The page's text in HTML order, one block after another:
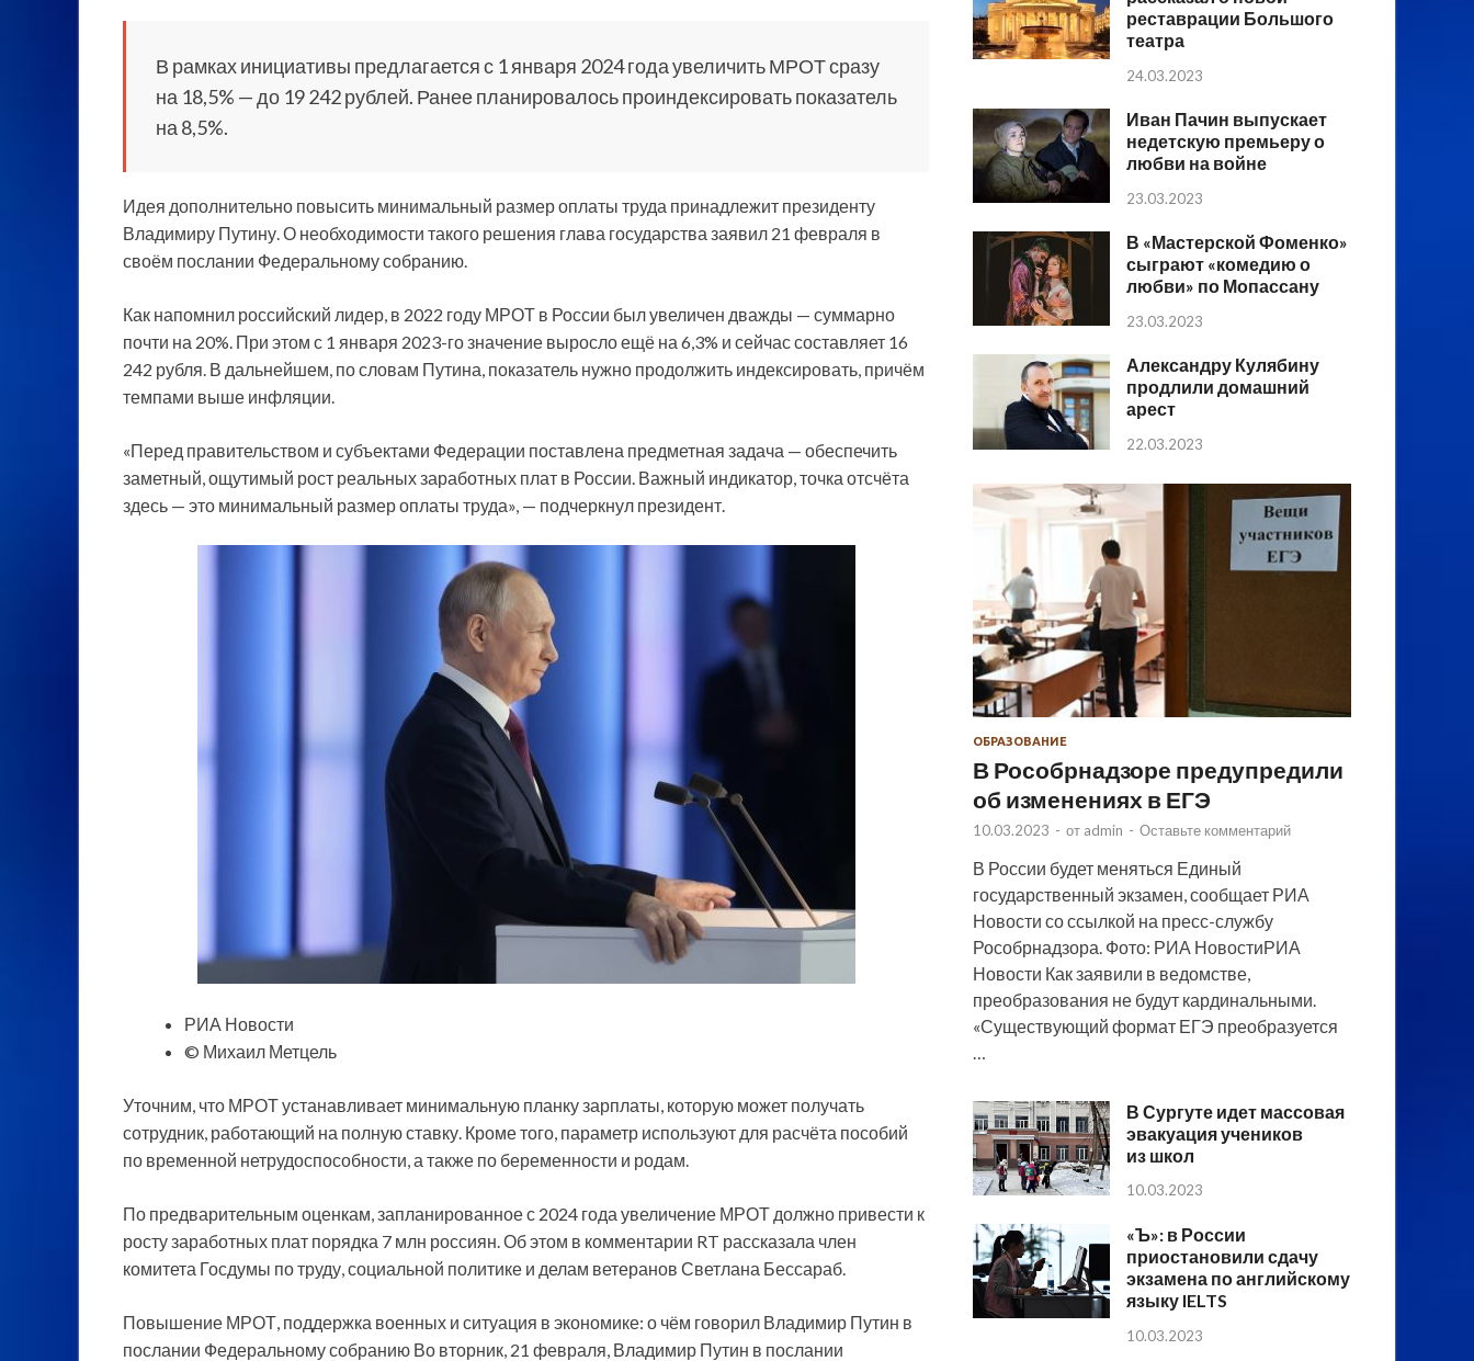
В рамках инициативы предлагается с 1 января 2024 года увеличить МРОТ сразу
на 18,5% — до 19 242 рублей. Ранее планировалось проиндексировать показатель
на 8,5%.
Идея дополнительно повысить минимальный размер оплаты труда принадлежит президенту
Владимиру Путину. О необходимости такого решения глава государства заявил 21 февраля в
своём послании Федеральному собранию.
Как напомнил российский лидер, в 2022 году МРОТ в России был увеличен дважды — суммарно
почти на 20%. При этом с 1 января 2023-го значение выросло ещё на 6,3% и сейчас составляет 16
242 рубля. В дальнейшем, по словам Путина, показатель нужно продолжить индексировать, причём
темпами выше инфляции.
«Перед правительством и субъектами Федерации поставлена предметная задача — обеспечить
заметный, ощутимый рост реальных заработных плат в России. Важный индикатор, точка отсчёта
здесь — это минимальный размер оплаты труда», — подчеркнул президент.
РИА Новости
© Михаил Метцель
Уточним, что МРОТ устанавливает минимальную планку зарплаты, которую может получать
сотрудник, работающий на полную ставку. Кроме того, параметр используют для расчёта пособий
по временной нетрудоспособности, а также по беременности и родам.
По предварительным оценкам, запланированное с 2024 года увеличение МРОТ должно привести к
росту заработных плат порядка 7 млн россиян. Об этом в комментарии RT рассказала член
комитета Госдумы по труду, социальной политике и делам ветеранов Светлана Бессараб.
Повышение МРОТ, поддержка военных и ситуация в экономике: о чём говорил Владимир Путин в
послании Федеральному собранию Во вторник, 21 февраля, Владимир Путин в послании
реставрации Большого
театра
24.03.2023
Иван Пачин выпускает
недетскую премьеру о
любви на войне
23.03.2023
В «Мастерской Фоменко»
сыграют «комедию о
любви» по Мопассану
23.03.2023
Александру Кулябину
продлили домашний
арест
22.03.2023
ОБРАЗОВАНИЕ
В Рособрнадзоре предупредили
об изменениях в ЕГЭ
10.03.2023 - от admin - Оставьте комментарий
В России будет меняться Единый
государственный экзамен, сообщает РИА
Новости со ссылкой на пресс-службу
Рособрнадзора. Фото: РИА НовостиРИА
Новости Как заявили в ведомстве,
преобразования не будут кардинальными.
«Существующий формат ЕГЭ преобразуется
В Сургуте идет массовая
эвакуация учеников
из школ
10.03.2023
«Ъ»: в России
приостановили сдачу
экзамена по английскому
языку IELTS
10.03.2023